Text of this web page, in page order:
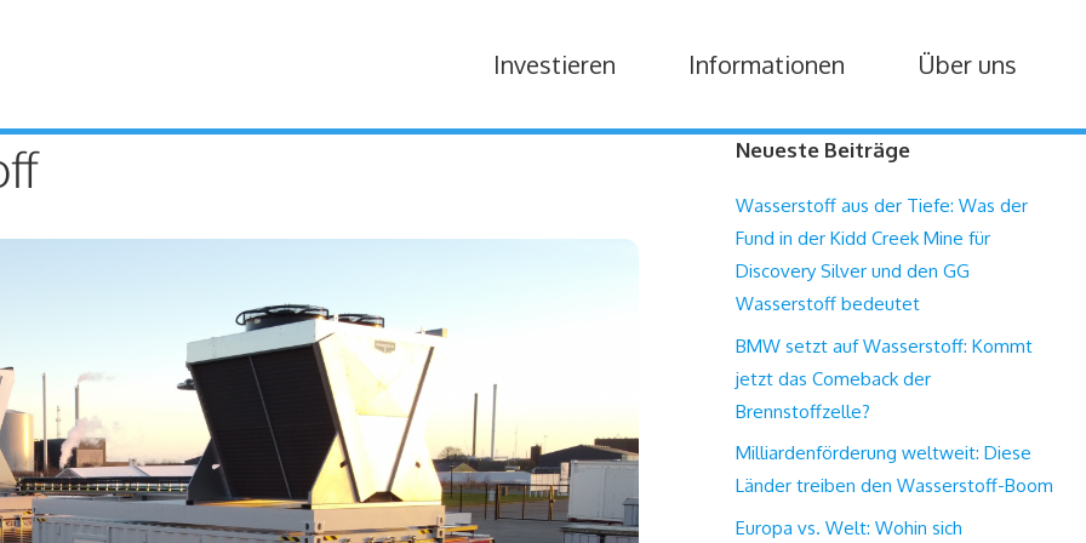
Investieren Informationen Über uns
Neueste Beiträge
Wasserstoff aus der Tiefe: Was der
Fund in der Kidd Creek Mine für
Discovery Silver und den GG
Wasserstoff bedeutet
BMW setzt auf Wasserstoff: Kommt
jetzt das Comeback der
Brennstoffzelle?
Milliardenförderung weltweit: Diese
Länder treiben den Wasserstoff-Boom
Europa vs. Welt: Wohin sich